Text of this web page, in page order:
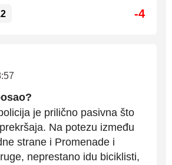
-4
je prilično pasivna što
Na potezu između
strane i Promenade i
neprestano idu biciklisti,